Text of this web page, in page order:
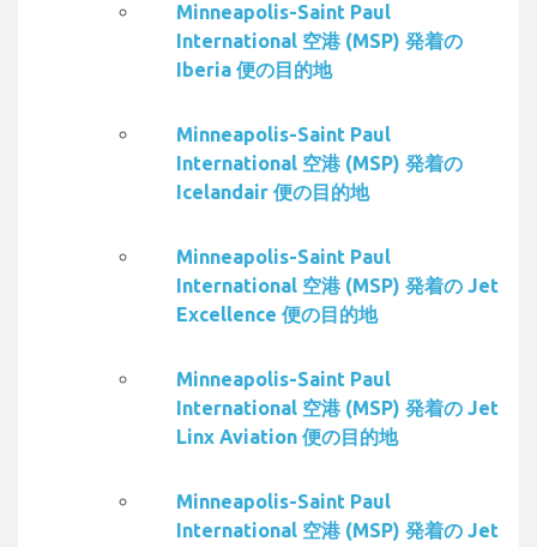
Minneapolis-Saint Paul
International 空港 (MSP) 発着の
Iberia 便の目的地
Minneapolis-Saint Paul
International 空港 (MSP) 発着の
Icelandair 便の目的地
Minneapolis-Saint Paul
International 空港 (MSP) 発着の Jet
Excellence 便の目的地
Minneapolis-Saint Paul
International 空港 (MSP) 発着の Jet
Linx Aviation 便の目的地
Minneapolis-Saint Paul
International 空港 (MSP) 発着の Jet